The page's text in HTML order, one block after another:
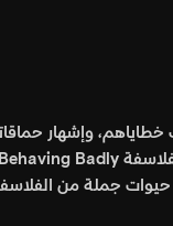
وإشهار
في حيوات جملة من